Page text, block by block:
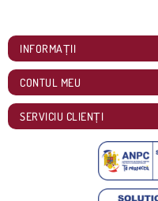
INFORMAȚII
CONTUL MEU
SERVICIU CLIENȚI